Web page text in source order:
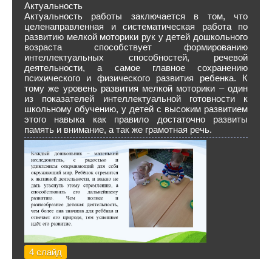
Актуальность
Актуальность работы заключается в том, что
целенаправленная и систематическая работа по
развитию мелкой моторики рук у детей дошкольного
возраста способствует формированию
интеллектуальных способностей, речевой
деятельности, а самое главное сохранению
психического и физического развития ребенка. К
тому же уровень развития мелкой моторики – один
из показателей интеллектуальной готовности к
школьному обучению, у детей с высоким развитием
этого навыка как правило достаточно развиты
память и внимание, а так же грамотная речь.
4 слайд